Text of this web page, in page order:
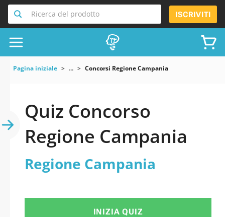
Ricerca del prodotto ISCRIVITI
Pagina iniziale ... Concorsi Regione Campania
Quiz Concorso
Regione Campania
Regione Campania
INIZIA QUIZ